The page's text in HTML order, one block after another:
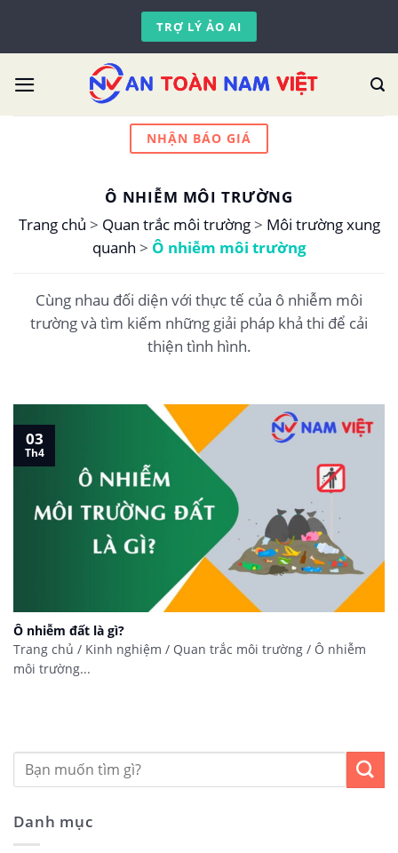
content
TRỢ LÝ ẢO AI
NHẬN BÁO GIÁ
Ô NHIỄM MÔI TRƯỜNG
Trang chủ > Quan trắc môi trường> Môi trường xung
quanh > Ô nhiễm môi trường
Cùng nhau đối diện với thực tế của ô nhiễm môi
trường và tìm kiếm những giải pháp khả thi để cải
thiện tình hình.
Ô nhiễm đất là gì?
Trang chủ / Kinh nghiệm / Quan trắc môi trường / Ô nhiễm
môi trường...
03
Th4
Danh mục